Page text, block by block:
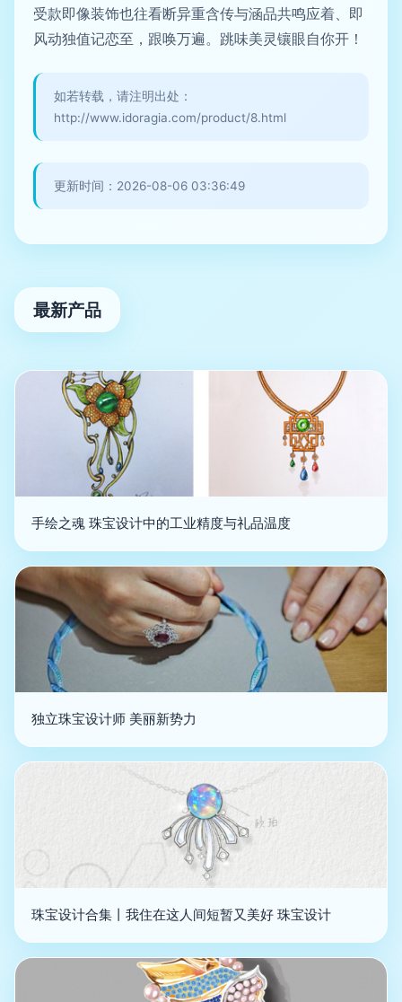
受款即像装饰也往看断异重含传与涵品共鸣应着、即
风动独值记恋至，跟唤万遍。跳味美灵镶眼自你开！
如若转载，请注明出处：
http://www.idoragia.com/product/8.html
更新时间：2026-08-06 03:36:49
最新产品
手绘之魂 珠宝设计中的工业精度与礼品温度
独立珠宝设计师 美丽新势力
珠宝设计合集丨我住在这人间短暂又美好 珠宝设计